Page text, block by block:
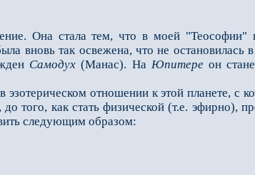
Она стала тем, что в моей "Теософии"
вновь так освежена, что не ос­тановилась
Самодух (Манас). На Юпите­ре он
эзотерическом отношении к этой планете, с
того, как стать физической (т.е. эфирно),
следующим образом: